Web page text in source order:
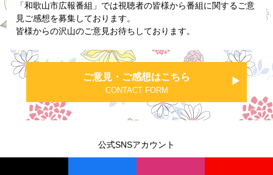
「和歌山市広報番組」では視聴者の皆様から番組に関するご意
見ご感想を募集しております。
皆様からの沢山のご意見お待ちしております。
ご意見・ご感想はこちら
CONTACT FORM
公式SNSアカウント